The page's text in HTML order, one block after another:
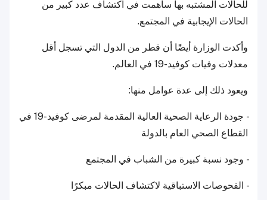
للحالات المشتبه بها ساهمت في اكتشاف عدد كبير من
الحالات الإيجابية في المجتمع.
وأكدت الوزارة أيضًا أن قطر من الدول التي تسجل أقل
معدلات وفيات كوفيد-19 في العالم.
ويعود ذلك إلى عدة عوامل منها:
- جودة الرعاية الصحية العالية المقدمة لمرضى كوفيد-19 في
القطاع الصحي العام بالدولة
- وجود نسبة كبيرة من الشباب في المجتمع
- الفحوصات الاستباقية لاكتشاف الحالات مبكرًا